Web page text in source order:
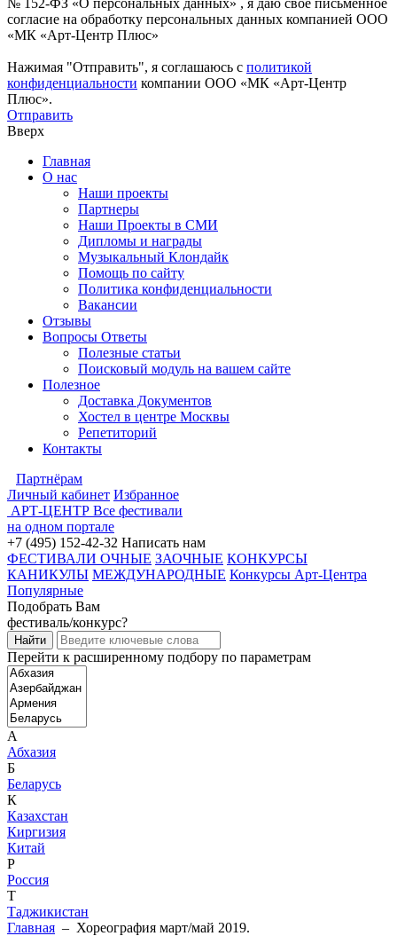
№ 152-ФЗ «О персональных данных» , я даю свое письменное
согласие на обработку персональных данных компанией ООО
«МК «Арт-Центр Плюс»
Нажимая "Отправить", я соглашаюсь с политикой
конфиденциальности компании ООО «МК «Арт-Центр
Плюс».
Отправить
Вверх
Главная
О нас
Наши проекты
Партнеры
Наши Проекты в СМИ
Дипломы и награды
Музыкальный Клондайк
Помощь по сайту
Политика конфиденциальности
Вакансии
Отзывы
Вопросы Ответы
Полезные статьи
Поисковый модуль на вашем сайте
Полезное
Доставка Документов
Хостел в центре Москвы
Репетиторий
Контакты
Партнёрам
Личный кабинет Избранное
АРТ-ЦЕНТР Все фестивали
на одном портале
+7 (495) 152-42-32 Написать нам
ФЕСТИВАЛИ ОЧНЫЕ ЗАОЧНЫЕ КОНКУРСЫ
КАНИКУЛЫ МЕЖДУНАРОДНЫЕ Конкурсы Арт-Центра
Популярные
Подобрать Вам
фестиваль/конкурс?
Перейти к расширенному подбору по параметрам
А
Абхазия
Б
Беларусь
К
Казахстан
Киргизия
Китай
Р
Россия
Т
Таджикистан
Главная – Хореография март/май 2019.